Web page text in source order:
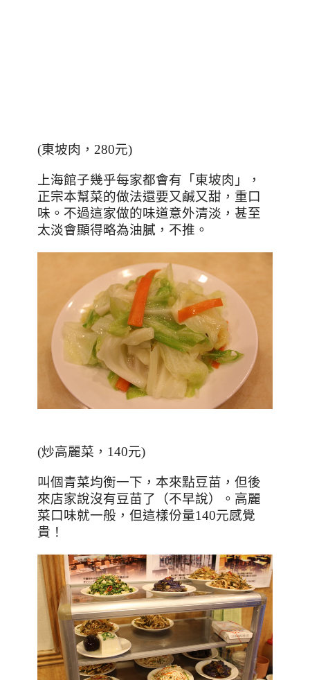
(東坡肉，280元)
上海館子幾乎每家都會有「東坡肉」，
正宗本幫菜的做法還要又鹹又甜，重口
味。不過這家做的味道意外清淡，甚至
太淡會顯得略為油膩，不推。
(炒高麗菜，140元)
叫個青菜均衡一下，本來點豆苗，但後
來店家說沒有豆苗了（不早說）。高麗
菜口味就一般，但這樣份量140元感覺
貴！